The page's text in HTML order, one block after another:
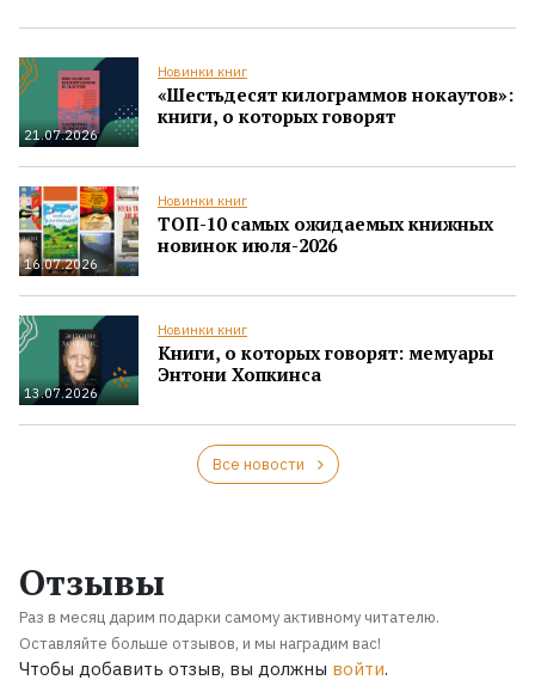
21.07.2026
Новинки книг
«Шестьдесят килограммов нокаутов»:
книги, о которых говорят
16.07.2026
Новинки книг
ТОП-10 самых ожидаемых книжных
новинок июля-2026
13.07.2026
Новинки книг
Книги, о которых говорят: мемуары
Энтони Хопкинса
Все новости
Отзывы
Раз в месяц дарим подарки самому активному читателю.
Оставляйте больше отзывов, и мы наградим вас!
Чтобы добавить отзыв, вы должны войти.